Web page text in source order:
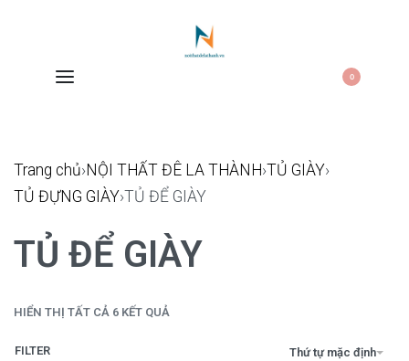
0
Trang chủ›NỘI THẤT ĐÊ LA THÀNH›TỦ GIÀY›
TỦ ĐỰNG GIÀY›TỦ ĐỂ GIÀY
TỦ ĐỂ GIÀY
HIỂN THỊ TẤT CẢ 6 KẾT QUẢ
Thứ tự mặc định
FILTER